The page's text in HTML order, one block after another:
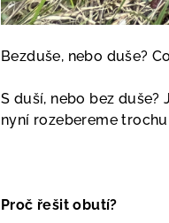
Bezduše, nebo duše?
S duší, nebo bez
nyní rozebereme
Proč řešit obutí?